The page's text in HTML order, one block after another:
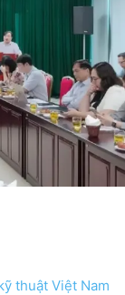
thuật Việt Nam